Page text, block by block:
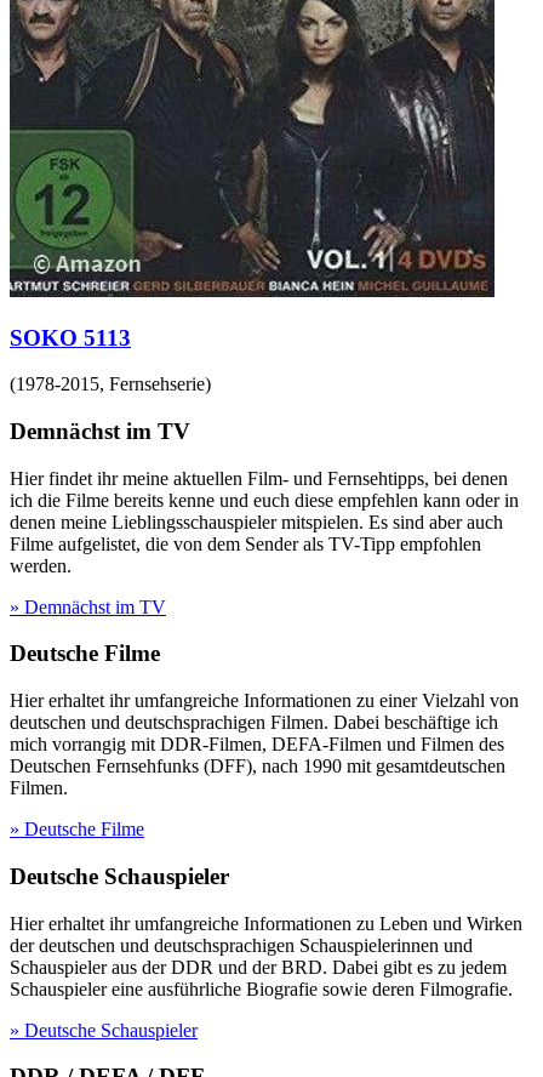
SOKO 5113
(1978-2015, Fernsehserie)
Demnächst im TV
Hier findet ihr meine aktuellen Film- und Fernsehtipps, bei denen
ich die Filme bereits kenne und euch diese empfehlen kann oder in
denen meine Lieblingsschauspieler mitspielen. Es sind aber auch
Filme aufgelistet, die von dem Sender als TV-Tipp empfohlen
werden.
» Demnächst im TV
Deutsche Filme
Hier erhaltet ihr umfangreiche Informationen zu einer Vielzahl von
deutschen und deutschsprachigen Filmen. Dabei beschäftige ich
mich vorrangig mit DDR-Filmen, DEFA-Filmen und Filmen des
Deutschen Fernsehfunks (DFF), nach 1990 mit gesamtdeutschen
Filmen.
» Deutsche Filme
Deutsche Schauspieler
Hier erhaltet ihr umfangreiche Informationen zu Leben und Wirken
der deutschen und deutschsprachigen Schauspielerinnen und
Schauspieler aus der DDR und der BRD. Dabei gibt es zu jedem
Schauspieler eine ausführliche Biografie sowie deren Filmografie.
» Deutsche Schauspieler